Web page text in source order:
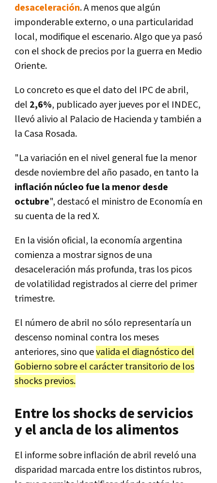
desaceleración. A menos que algún
imponderable externo, o una particularidad
local, modifique el escenario. Algo que ya pasó
con el shock de precios por la guerra en Medio
Oriente.
Lo concreto es que el dato del IPC de abril,
del 2,6%, publicado ayer jueves por el INDEC,
llevó alivio al Palacio de Hacienda y también a
la Casa Rosada.
"La variación en el nivel general fue la menor
desde noviembre del año pasado, en tanto la
inflación núcleo fue la menor desde
octubre", destacó el ministro de Economía en
su cuenta de la red X.
En la visión oficial, la economía argentina
comienza a mostrar signos de una
desaceleración más profunda, tras los picos
de volatilidad registrados al cierre del primer
trimestre.
El número de abril no sólo representaría un
descenso nominal contra los meses
anteriores, sino quevalida el diagnóstico del
Gobierno sobre el carácter transitorio de los
shocks previos.
Entre los shocks de servicios
y el ancla de los alimentos
El informe sobre inflación de abril reveló una
disparidad marcada entre los distintos rubros,